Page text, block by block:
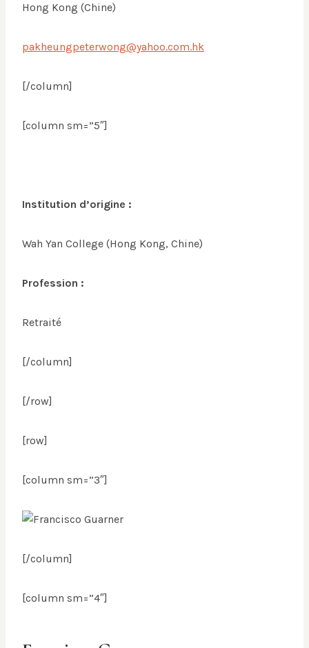
Hong Kong (Chine)
pakheungpeterwong@yahoo.com.hk
[/column]
[column sm=”5″]
Institution d’origine :
Wah Yan College (Hong Kong, Chine)
Profession :
Retraité
[/column]
[/row]
[row]
[column sm=”3″]
[/column]
[column sm=”4″]